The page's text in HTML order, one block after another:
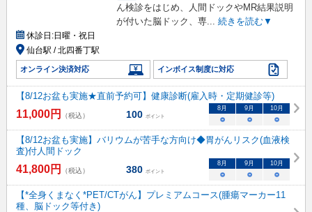
ん検診をはじめ、人間ドックやMR結果説明
が付いた脳ドック、専... 続きを読む▼
休診日:日曜・祝日
仙台駅 / 北四番丁駅
オンライン決済対応 インボイス制度に対応
【8/12お盆も実施★直前予約可】健康診断(雇入時・定期健診等)
11,000円 （税込） 100 ポイント
8 月 9 月 10月
○ ○ ○
【8/12お盆も実施】バリウムが苦手な方向け◆胃がんリスク(血液検
査)付人間ドック
41,800円 （税込） 380 ポイント
8 月 9 月 10月
○ ○ ○
【*全身くまなく*PET/CTがん】プレミアムコース(腫瘍マーカー11
種、脳ドック等付き)